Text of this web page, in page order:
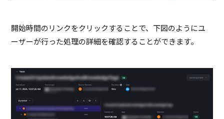
開始時間のリンクをクリックすることで、下図のようにユ
ーザーが行った処理の詳細を確認することができます。